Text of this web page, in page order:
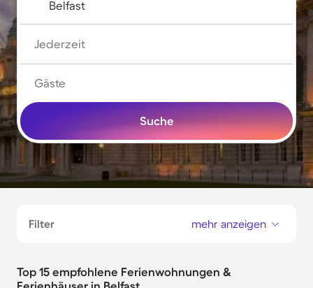
Jederzeit
Gäste
Suche
Filter mehr anzeigen
Top 15 empfohlene Ferienwohnungen &